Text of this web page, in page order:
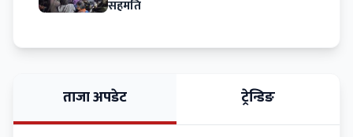
सहमति
ताजा अपडेट ट्रेन्डिङ